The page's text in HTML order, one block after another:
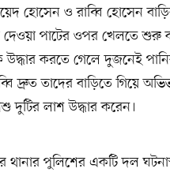
হোসেন ও রাব্বি হোসেন
দেওয়া পাটের ওপর খেলতে
করতে গেলে দুজনেই
দ্রুত তাদের বাড়িতে গিয়ে
দুটির লাশ উদ্ধার করেন।
পুলিশের একটি দল